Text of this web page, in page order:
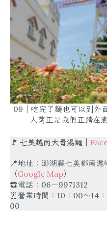
09｜吃完了麵也可以到外
人菊正是我們正踏在
🚩 七美越南大骨湯麵
📍地址：澎湖縣七美鄉南滬
（Google Map）
☎️電話：06－9971312
⏰營業時間：10：00～14
00